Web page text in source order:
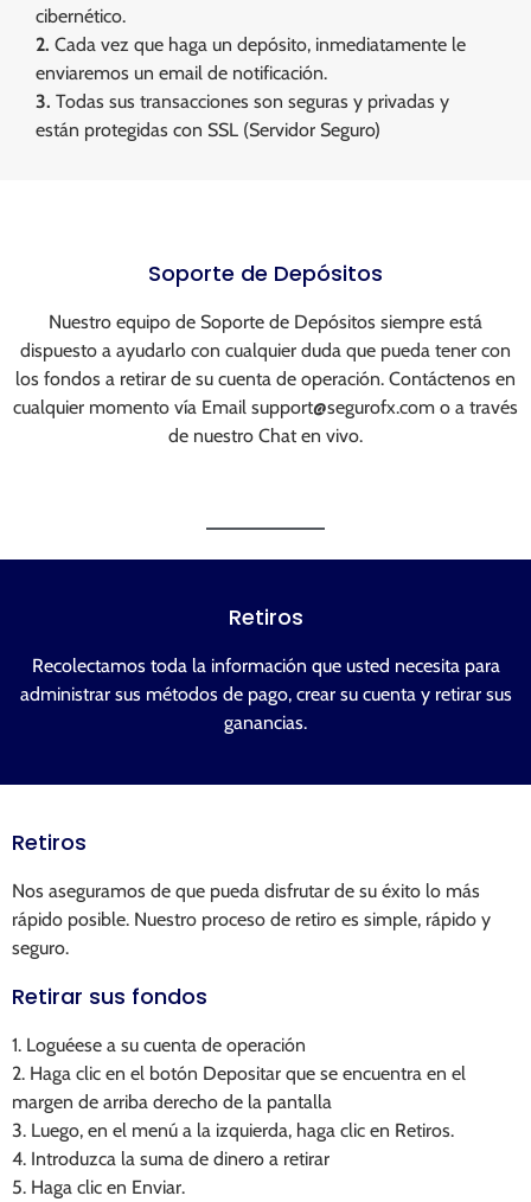
cibernético.
2. Cada vez que haga un depósito, inmediatamente le
enviaremos un email de notificación.
3. Todas sus transacciones son seguras y privadas y
están protegidas con SSL (Servidor Seguro)
Soporte de Depósitos
Nuestro equipo de Soporte de Depósitos siempre está
dispuesto a ayudarlo con cualquier duda que pueda tener con
los fondos a retirar de su cuenta de operación. Contáctenos en
cualquier momento vía Email support@segurofx.com o a través
de nuestro Chat en vivo.
Retiros
Recolectamos toda la información que usted necesita para
administrar sus métodos de pago, crear su cuenta y retirar sus
ganancias.
Retiros
Nos aseguramos de que pueda disfrutar de su éxito lo más
rápido posible. Nuestro proceso de retiro es simple, rápido y
seguro.
Retirar sus fondos
1. Loguéese a su cuenta de operación
2. Haga clic en el botón Depositar que se encuentra en el
margen de arriba derecho de la pantalla
3. Luego, en el menú a la izquierda, haga clic en Retiros.
4. Introduzca la suma de dinero a retirar
5. Haga clic en Enviar.